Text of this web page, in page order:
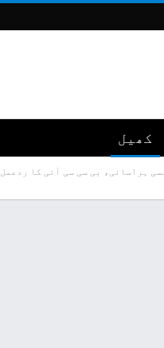
کھیل
ہراسانی، بی سی سی آئی کا ردعمل